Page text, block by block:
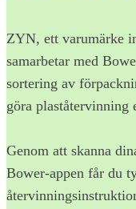
ZYN, ett varumärke
samarbetar med
sortering av
göra plaståtervinning
Genom att skanna
Bower-appen får du